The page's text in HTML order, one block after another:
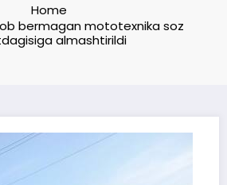
Home
bermagan mototexnika soz
almashtirildi